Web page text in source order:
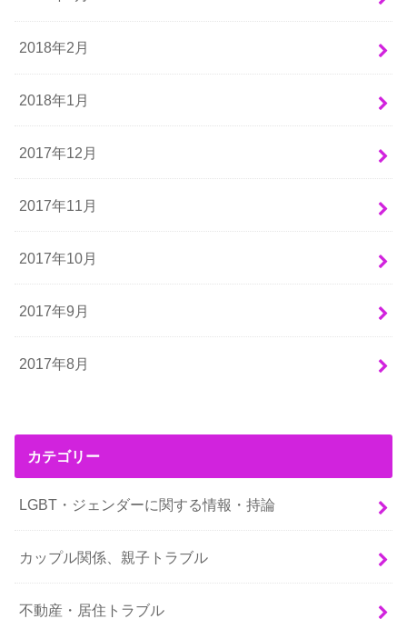
2018年2月
2018年1月
2017年12月
2017年11月
2017年10月
2017年9月
2017年8月
カテゴリー
LGBT・ジェンダーに関する情報・持論
カップル関係、親子トラブル
不動産・居住トラブル